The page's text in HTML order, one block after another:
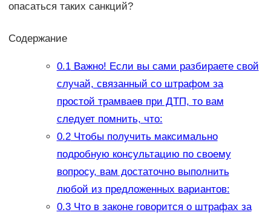
опасаться таких санкций?
Содержание
0.1Важно! Если вы сами разбираете свой
случай, связанный со штрафом за
простой трамваев при ДТП, то вам
следует помнить, что:
0.2Чтобы получить максимально
подробную консультацию по своему
вопросу, вам достаточно выполнить
любой из предложенных вариантов:
0.3Что в законе говорится о штрафах за